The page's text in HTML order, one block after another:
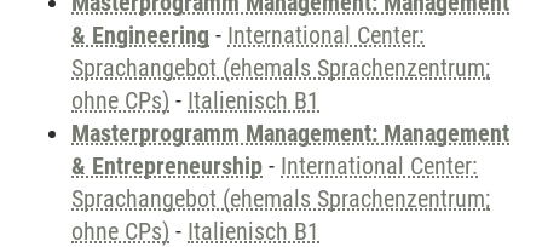
& Engineering - International Center:
Sprachangebot (ehemals Sprachenzentrum;
ohne CPs) - Italienisch B1
Masterprogramm Management: Management
& Entrepreneurship - International Center:
Sprachangebot (ehemals Sprachenzentrum;
ohne CPs) - Italienisch B1